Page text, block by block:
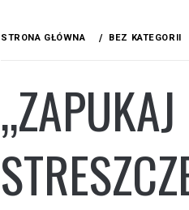
STRONA GŁÓWNA BEZ KATEGORII